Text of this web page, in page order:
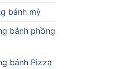
bánh mỳ
bánh phồng
bánh Pizza